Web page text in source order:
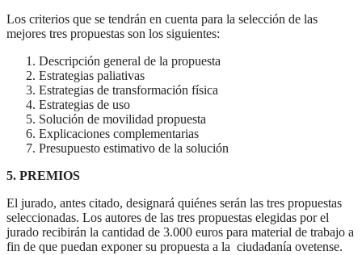
Los criterios que se tendrán en cuenta para la selección de las
mejores tres propuestas son los siguientes:
Descripción general de la propuesta
Estrategias paliativas
Estrategias de transformación física
Estrategias de uso
Solución de movilidad propuesta
Explicaciones complementarias
Presupuesto estimativo de la solución
5. PREMIOS
El jurado, antes citado, designará quiénes serán las tres propuestas
seleccionadas. Los autores de las tres propuestas elegidas por el
jurado recibirán la cantidad de 3.000 euros para material de trabajo a
fin de que puedan exponer su propuesta a la ciudadanía ovetense.